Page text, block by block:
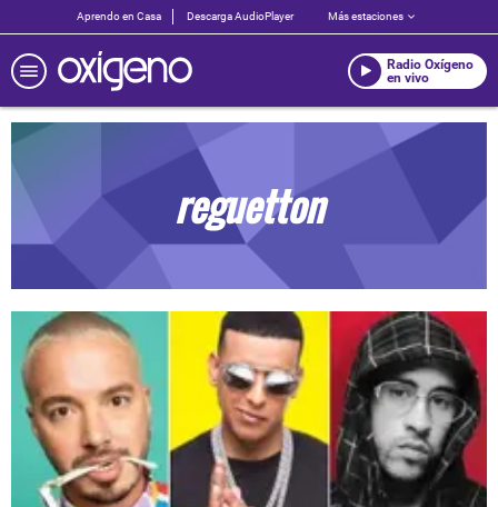
Aprendo en Casa Descarga AudioPlayer Más estaciones
Radio Oxígeno
en vivo
reguetton